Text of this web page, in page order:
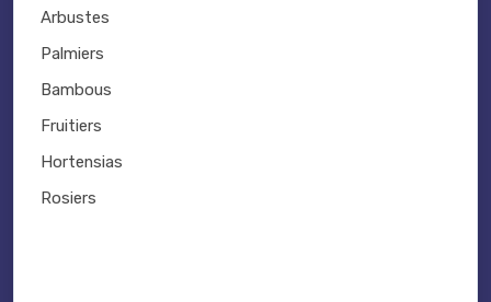
Arbustes
Palmiers
Bambous
Fruitiers
Hortensias
Rosiers